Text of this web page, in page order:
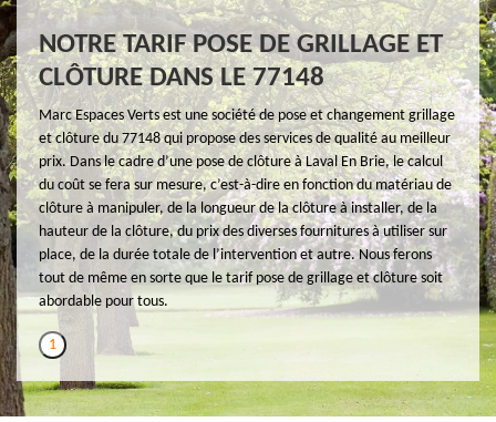
NOTRE TARIF POSE DE GRILLAGE ET
CLÔTURE DANS LE 77148
Marc Espaces Verts est une société de pose et changement grillage
et clôture du 77148 qui propose des services de qualité au meilleur
prix. Dans le cadre d’une pose de clôture à Laval En Brie, le calcul
du coût se fera sur mesure, c’est-à-dire en fonction du matériau de
clôture à manipuler, de la longueur de la clôture à installer, de la
hauteur de la clôture, du prix des diverses fournitures à utiliser sur
place, de la durée totale de l’intervention et autre. Nous ferons
tout de même en sorte que le tarif pose de grillage et clôture soit
abordable pour tous.
1